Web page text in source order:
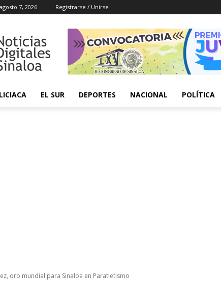
7, 2026 Registrarse / Unirse
EL SUR DEPORTES NACIONAL POLÍTICA
oro mundial para Sinaloa en Paratletismo